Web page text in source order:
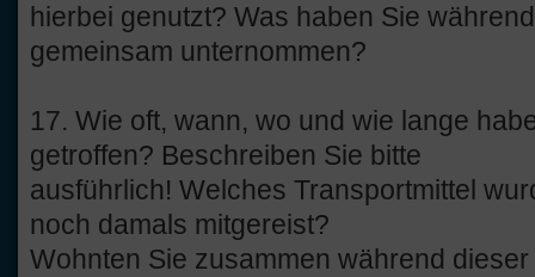
hierbei genutzt? Was haben Sie
gemeinsam unternommen?
17. Wie oft, wann, wo und wie lange
getroffen? Beschreiben Sie bitte
ausführlich! Welches Transportmittel
noch damals mitgereist?
Wohnten Sie zusammen während